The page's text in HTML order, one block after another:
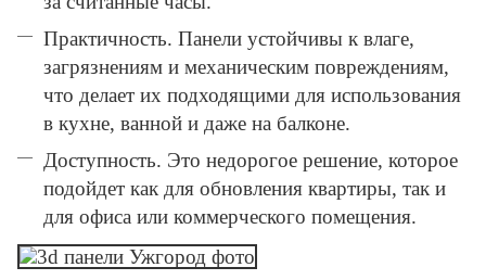
Практичность. Панели устойчивы к влаге,
загрязнениям и механическим повреждениям,
что делает их подходящими для использования
в кухне, ванной и даже на балконе.
Доступность. Это недорогое решение, которое
подойдет как для обновления квартиры, так и
для офиса или коммерческого помещения.